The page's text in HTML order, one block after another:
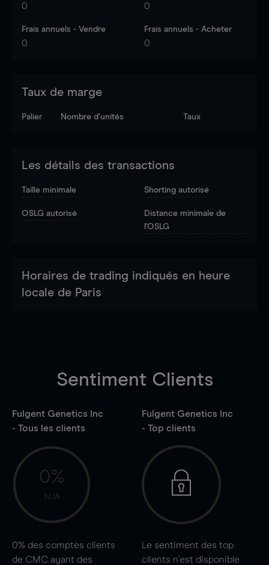
0 0
Frais annuels - Vendre
0
Frais annuels - Acheter
0
Taux de marge
Palier Nombre d’unités Taux
Les détails des transactions
Taille minimale Shorting autorisé
OSLG autorisé
Distance minimale de
l'OSLG
Horaires de trading indiqués en heure
locale de Paris
Sentiment Clients
Fulgent Genetics Inc
- Tous les clients
0%
N/A
0% des comptes clients
de CMC ayant des
Fulgent Genetics Inc
- Top clients
Le sentiment des top
clients n'est disponible